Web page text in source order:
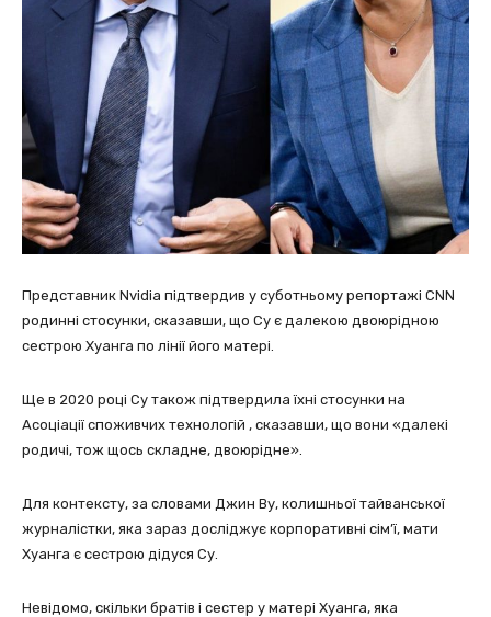
Представник Nvidia підтвердив у суботньому репортажі CNN
родинні стосунки, сказавши, що Су є далекою двоюрідною
сестрою Хуанга по лінії його матері.
Ще в 2020 році Су також підтвердила їхні стосунки на
Асоціації споживчих технологій , сказавши, що вони «далекі
родичі, тож щось складне, двоюрідне».
Для контексту, за словами Джин Ву, колишньої тайванської
журналістки, яка зараз досліджує корпоративні сім’ї, мати
Хуанга є сестрою дідуся Су.
Невідомо, скільки братів і сестер у матері Хуанга, яка